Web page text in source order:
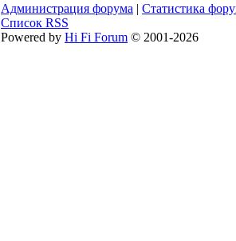
Администрация форума | Статистика
Список RSS
Powered by Hi Fi Forum © 2001-2026